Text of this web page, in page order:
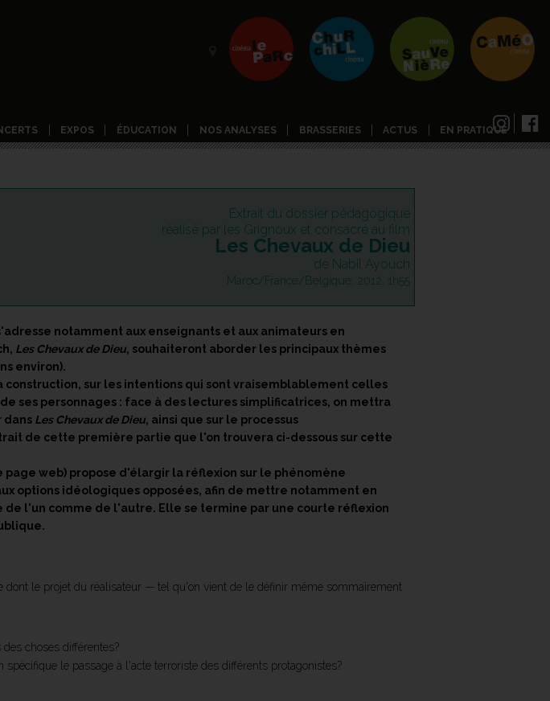
EXPOS ÉDUCATION NOS ANALYSES BRASSERIES ACTUS EN PRATIQUE
Extrait du dossier pédagogique
réalisé par les Grignoux et consacré au film
Les Chevaux de Dieu
de Nabil Ayouch
Maroc/France/Belgique, 2012, 1h55
notamment aux enseignants et aux animateurs en
Les Chevaux de Dieu, souhaiteront aborder les principaux thèmes
environ).
sur les intentions qui sont vraisemblablement celles
ses personnages : face à des lectures simplificatrices, on mettra
dans Les Chevaux de Dieu, ainsi que sur le processus
de cette première partie que l'on trouvera ci-dessous sur cette
web) propose d'élargir la réflexion sur le phénomène
options idéologiques opposées, afin de mettre notamment en
l'un comme de l'autre. Elle se termine par une courte réflexion
le projet du réalisateur — tel qu'on vient de le définir même sommairement
choses différentes?
le passage à l'acte terroriste des différents protagonistes?